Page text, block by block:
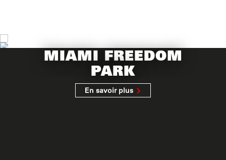
MIAMI FREEDOM
PARK
En savoir plus